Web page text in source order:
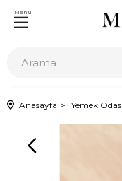
Menu
Anasayfa Yemek Odası